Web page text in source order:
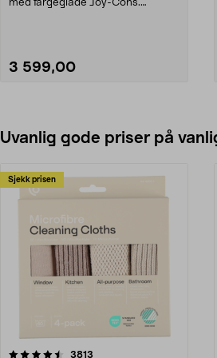
med fargeglade Joy-Cons.
3 599,00
Uvanlig gode priser på
Sjekk prisen
3813
4.5av 5 stjerner